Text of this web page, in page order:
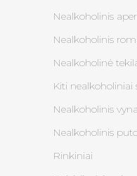
Nealkoholinis
Nealkoholinis
Nealkoholinė
Kiti nealkoholiniai
Nealkoholinis
Nealkoholinis
Rinkiniai